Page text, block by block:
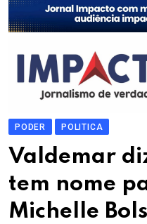
PODER POLITICA
Valdemar
tem nome
Michelle